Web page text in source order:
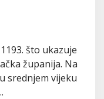
što ukazuje
županija. Na
srednjem vijeku